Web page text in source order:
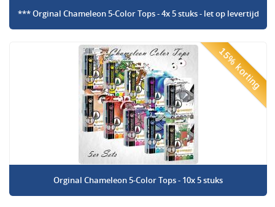
*** Orginal Chameleon 5-Color Tops - 4x 5 stuks - let op levertijd
15% korting
Orginal Chameleon 5-Color Tops - 10x 5 stuks